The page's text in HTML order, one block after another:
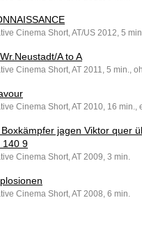
Cinema Short, AT/US 2012, 5
A to A
Cinema Short, AT 2011, 5 min.,
Cinema Short, AT 2010, 16 min.,
jagen Viktor quer
140 9
Cinema Short, AT 2009, 3 min.
Cinema Short, AT 2008, 6 min.